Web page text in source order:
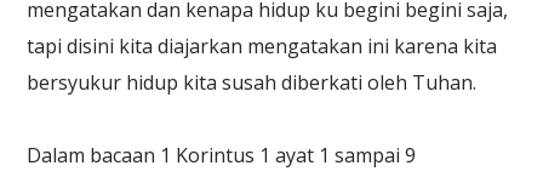
mengatakan dan kenapa hidup ku begini begini saja,
tapi disini kita diajarkan mengatakan ini karena kita
bersyukur hidup kita susah diberkati oleh Tuhan.
Dalam bacaan 1 Korintus 1 ayat 1 sampai 9